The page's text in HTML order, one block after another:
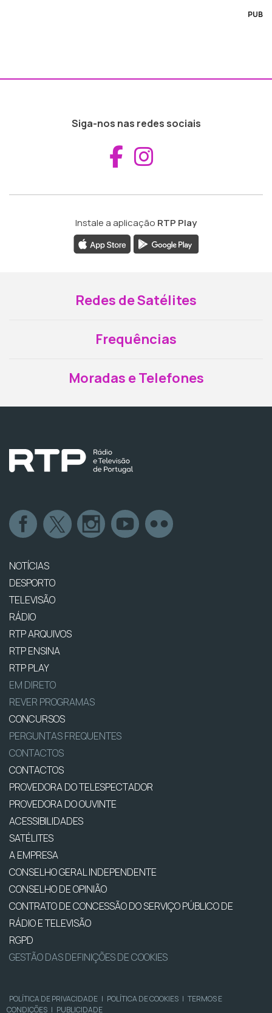
PUB
Siga-nos nas redes sociais
Aceder ao
Instale a aplicação RTP Play
Redes de Satélites
Frequências
Moradas e Telefones
NOTÍCIAS
DESPORTO
TELEVISÃO
RÁDIO
RTP ARQUIVOS
RTP ENSINA
RTP PLAY
EM DIRETO
REVER PROGRAMAS
CONCURSOS
PERGUNTAS FREQUENTES
CONTACTOS
CONTACTOS
PROVEDORA DO TELESPECTADOR
PROVEDORA DO OUVINTE
ACESSIBILIDADES
SATÉLITES
A EMPRESA
CONSELHO GERAL INDEPENDENTE
CONSELHO DE OPINIÃO
CONTRATO DE CONCESSÃO DO SERVIÇO PÚBLICO DE
RÁDIO E TELEVISÃO
RGPD
GESTÃO DAS DEFINIÇÕES DE COOKIES
POLÍTICA DE PRIVACIDADE | POLÍTICA DE COOKIES | TERMOS E
CONDIÇÕES | PUBLICIDADE